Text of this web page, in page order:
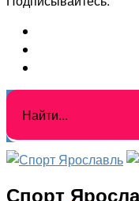
Спорт